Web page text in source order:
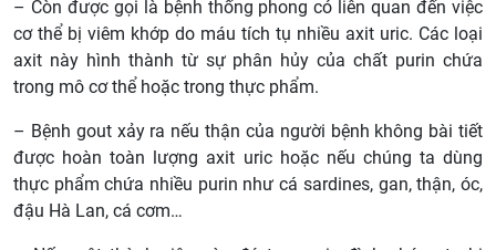
– Còn được gọi là bệnh thống phong có liên quan đến việc
cơ thể bị viêm khớp do máu tích tụ nhiều axit uric. Các loại
axit này hình thành từ sự phân hủy của chất purin chứa
trong mô cơ thể hoặc trong thực phẩm.
– Bệnh gout xảy ra nếu thận của người bệnh không bài tiết
được hoàn toàn lượng axit uric hoặc nếu chúng ta dùng
thực phẩm chứa nhiều purin như cá sardines, gan, thận, óc,
đậu Hà Lan, cá cơm…